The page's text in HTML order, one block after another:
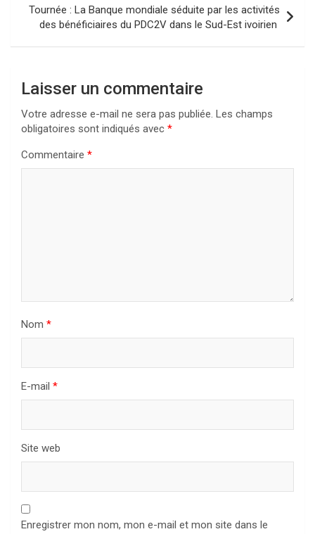
Tournée : La Banque mondiale séduite par les activités
des bénéficiaires du PDC2V dans le Sud-Est ivoirien
Laisser un commentaire
Votre adresse e-mail ne sera pas publiée. Les champs
obligatoires sont indiqués avec *
Commentaire *
Nom *
E-mail *
Site web
Enregistrer mon nom, mon e-mail et mon site dans le